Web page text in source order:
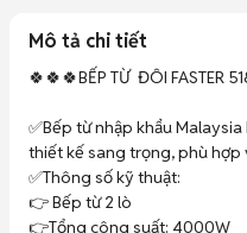
Mô tả chi tiết
🍀🍀🍀BẾP TỪ  ĐÔI FASTER
✅Bếp từ nhập khẩu
thiết kế sang trọng, phù hợp
✅Thông số kỹ thuật:
👉 Bếp từ 2 lò
👉Tổng công suất: 4000W